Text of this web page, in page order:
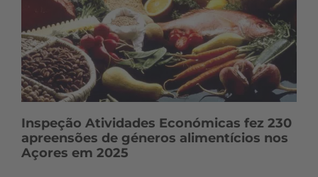
Inspeção Atividades Económicas fez 230
apreensões de géneros alimentícios nos
Açores em 2025